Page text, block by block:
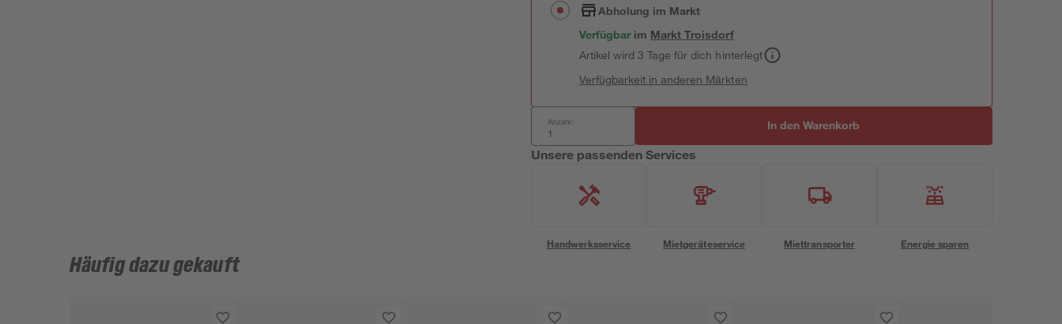
Abholung im Markt
Verfügbar im MarktTroisdorf
Artikel wird 3 Tage für dich hinterlegt
Verfügbarkeit in anderen Märkten
Anzahl: In den Warenkorb
Unsere passenden Services
Handwerksservice Mietgeräteservice Miettransporter Energie sparen
Häufig dazu gekauft